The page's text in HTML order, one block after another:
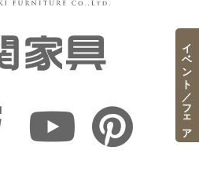
イベント／フェア